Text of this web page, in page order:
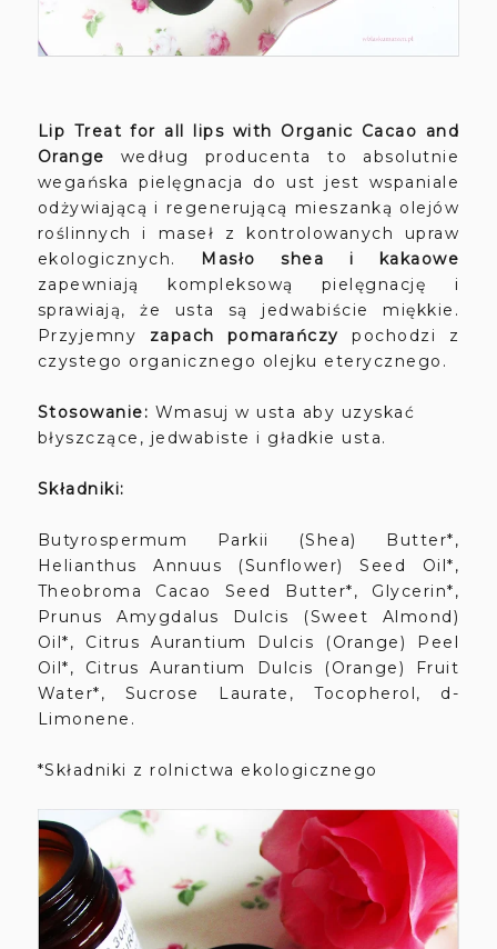
Lip Treat for all lips with Organic Cacao and
Orange według producenta to absolutnie
wegańska pielęgnacja do ust jest wspaniale
odżywiającą i regenerującą mieszanką olejów
roślinnych i maseł z kontrolowanych upraw
ekologicznych.
Masło shea i kakaowe
zapewniają kompleksową pielęgnację i
sprawiają, że usta są jedwabiście miękkie.
Przyjemny zapach pomarańczy
pochodzi z
czystego organicznego olejku eterycznego.
Stosowanie: Wmasuj w usta aby uzyskać
błyszczące, jedwabiste i gładkie usta.
Składniki:
Butyrospermum Parkii (Shea) Butter*,
Helianthus Annuus (Sunflower) Seed Oil*,
Theobroma Cacao Seed Butter*, Glycerin*,
Prunus Amygdalus Dulcis (Sweet Almond)
Oil*, Citrus Aurantium Dulcis (Orange) Peel
Oil*, Citrus Aurantium Dulcis (Orange) Fruit
Water*, Sucrose Laurate, Tocopherol, d-
Limonene.
*Składniki z rolnictwa ekologicznego